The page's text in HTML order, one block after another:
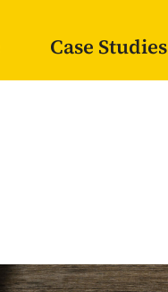
Case Studies